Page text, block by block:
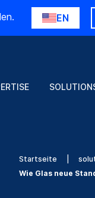
EN
Startseite
Wie Glas neue